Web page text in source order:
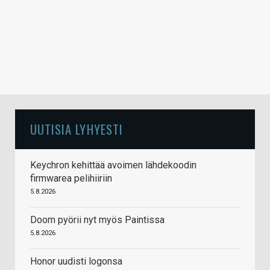
UUTISIA LYHYESTI
Keychron kehittää avoimen lähdekoodin
firmwarea pelihiiriin
5.8.2026
Doom pyörii nyt myös Paintissa
5.8.2026
Honor uudisti logonsa